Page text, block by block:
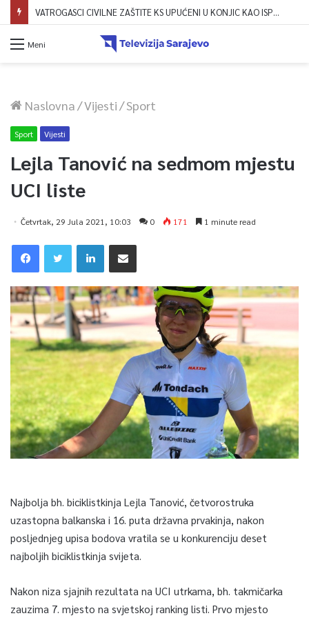
VATROGASCI CIVILNE ZAŠTITE KS UPUĆENI U KONJIC KAO ISPOMOĆ U GAŠENJU POŽARA
Meni
Naslovna/Vijesti/Sport
Sport Vijesti
Lejla Tanović na sedmom mjestu
UCI liste
Četvrtak, 29 Jula 2021, 10:03 0 171 1 minute read
Najbolja bh. biciklistkinja Lejla Tanović, četvorostruka
uzastopna balkanska i 16. puta državna prvakinja, nakon
posljednjeg upisa bodova vratila se u konkurenciju deset
najboljih biciklistkinja svijeta.
Nakon niza sjajnih rezultata na UCI utrkama, bh. takmičarka
zauzima 7. mjesto na svjetskoj ranking listi. Prvo mjesto